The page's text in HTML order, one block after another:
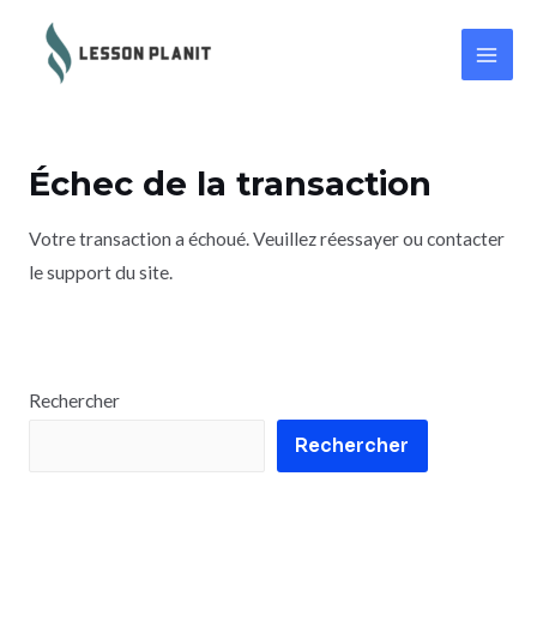
Échec de la transaction
Votre transaction a échoué. Veuillez réessayer ou contacter
le support du site.
Rechercher
Rechercher